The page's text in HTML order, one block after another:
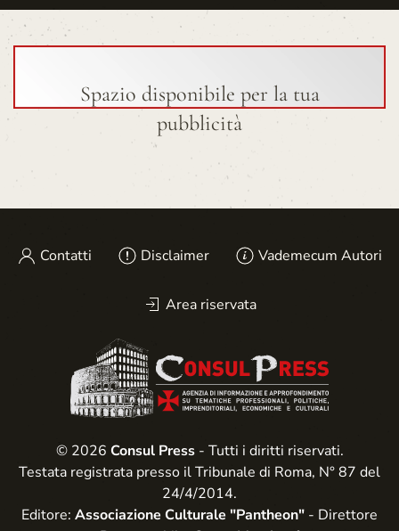
Spazio disponibile per la tua
pubblicità
Contatti Disclaimer Vademecum Autori
Area riservata
© 2026 Consul Press- Tutti i diritti riservati.
Testata registrata presso il Tribunale di Roma, N° 87 del
24/4/2014.
Editore: Associazione Culturale "Pantheon" - Direttore